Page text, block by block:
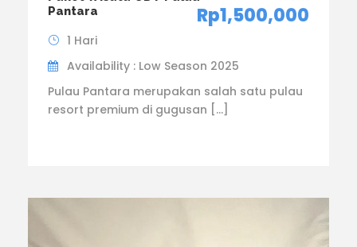
Pantara
Rp1,500,000
1 Hari
Availability : Low Season 2025
Pulau Pantara merupakan salah satu pulau
resort premium di gugusan […]